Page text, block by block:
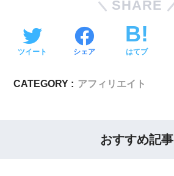
SHARE
ツイート シェア はてブ
CATEGORY : アフィリエイト
おすすめ記事